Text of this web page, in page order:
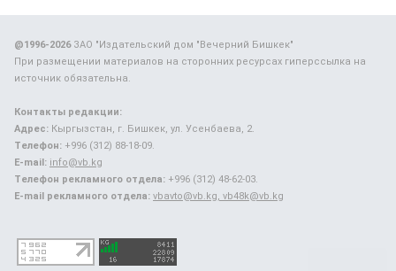
@1996-2026ЗАО "Издательский дом "Вечерний Бишкек"
При размещении материалов на сторонних ресурсах гиперссылка на
источник обязательна.
Контакты редакции:
Адрес: Кыргызстан, г. Бишкек, ул. Усенбаева, 2.
Телефон: +996 (312) 88-18-09.
E-mail: info@vb.kg
Телефон рекламного отдела: +996 (312) 48-62-03.
E-mail рекламного отдела: vbavto@vb.kg, vb48k@vb.kg